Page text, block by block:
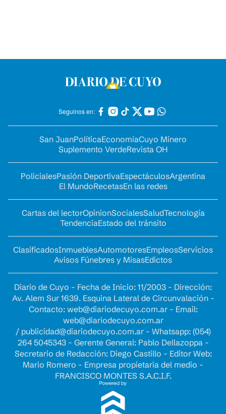
Seguinos en:
San JuanPolíticaEconomíaCuyo Minero
Suplemento VerdeRevista OH
PolicialesPasión DeportivaEspectáculosArgentina
El MundoRecetasEn las redes
Cartas del lectorOpinionSocialesSaludTecnología
TendenciaEstado del tránsito
ClasificadosInmueblesAutomotoresEmpleosServicios
Avisos Fúnebres y MisasEdictos
Diario de Cuyo - Fecha de Inicio: 11/2003 - Dirección:
Av. Alem Sur 1639. Esquina Lateral de Circunvalación -
Contacto: web@diariodecuyo.com.ar- Email:
web@diariodecuyo.com.ar
/ publicidad@diariodecuyo.com.ar- Whatsapp: (054)
264 5045343 - Gerente General: Pablo Dellazoppa -
Secretario de Redacción: Diego Castillo - Editor Web:
Mario Romero - Empresa propietaria del medio -
FRANCISCO MONTES S.A.C.I.F.